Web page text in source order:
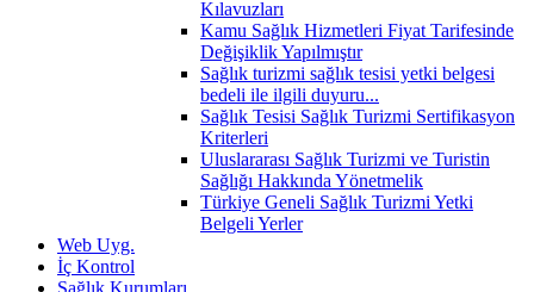
Kılavuzları
Kamu Sağlık Hizmetleri Fiyat Tarifesinde
Değişiklik Yapılmıştır
Sağlık turizmi sağlık tesisi yetki belgesi
bedeli ile ilgili duyuru...
Sağlık Tesisi Sağlık Turizmi Sertifikasyon
Kriterleri
Uluslararası Sağlık Turizmi ve Turistin
Sağlığı Hakkında Yönetmelik
Türkiye Geneli Sağlık Turizmi Yetki
Belgeli Yerler
Web Uyg.
İç Kontrol
Sağlık Kurumları